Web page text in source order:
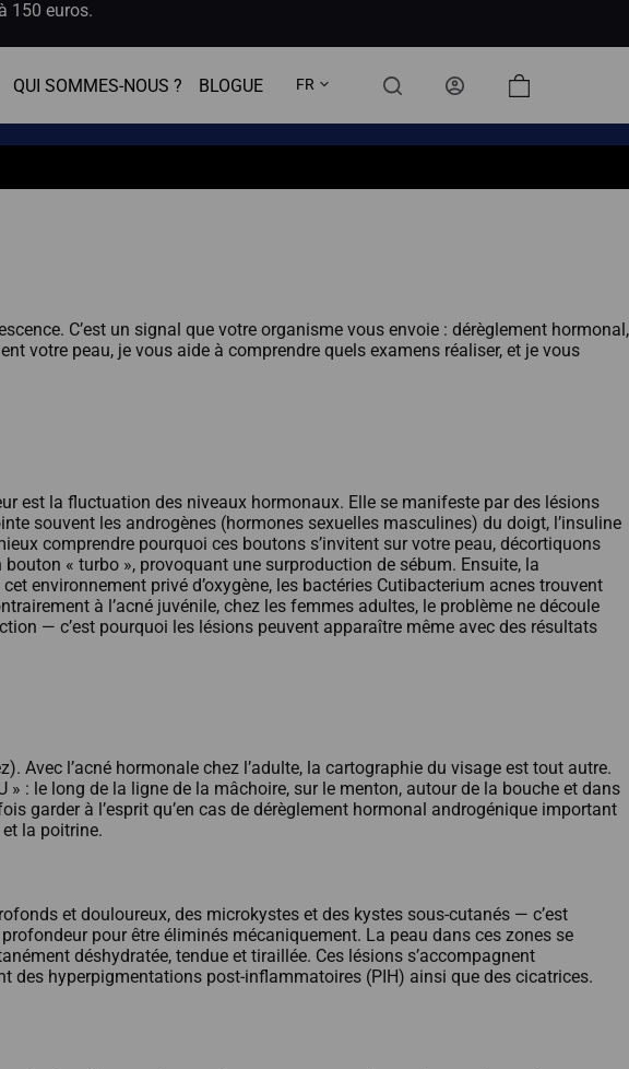
150 euros.
QUI SOMMES-NOUS ? BLOGUE FR
Panier
C’est un signal que votre organisme vous envoie : dérèglement hormonal,
votre peau, je vous aide à comprendre quels examens réaliser, et je vous
est la fluctuation des niveaux hormonaux. Elle se manifeste par des lésions
souvent les androgènes (hormones sexuelles masculines) du doigt, l’insuline
comprendre pourquoi ces boutons s’invitent sur votre peau, décortiquons
« turbo », provoquant une surproduction de sébum. Ensuite, la
environnement privé d’oxygène, les bactéries Cutibacterium acnes trouvent
à l’acné juvénile, chez les femmes adultes, le problème ne découle
— c’est pourquoi les lésions peuvent apparaître même avec des résultats
Avec l’acné hormonale chez l’adulte, la cartographie du visage est tout autre.
: le long de la ligne de la mâchoire, sur le menton, autour de la bouche et dans
garder à l’esprit qu’en cas de dérèglement hormonal androgénique important
la poitrine.
et douloureux, des microkystes et des kystes sous-cutanés — c’est
pour être éliminés mécaniquement. La peau dans ces zones se
déshydratée, tendue et tiraillée. Ces lésions s’accompagnent
des hyperpigmentations post-inflammatoires (PIH) ainsi que des cicatrices.